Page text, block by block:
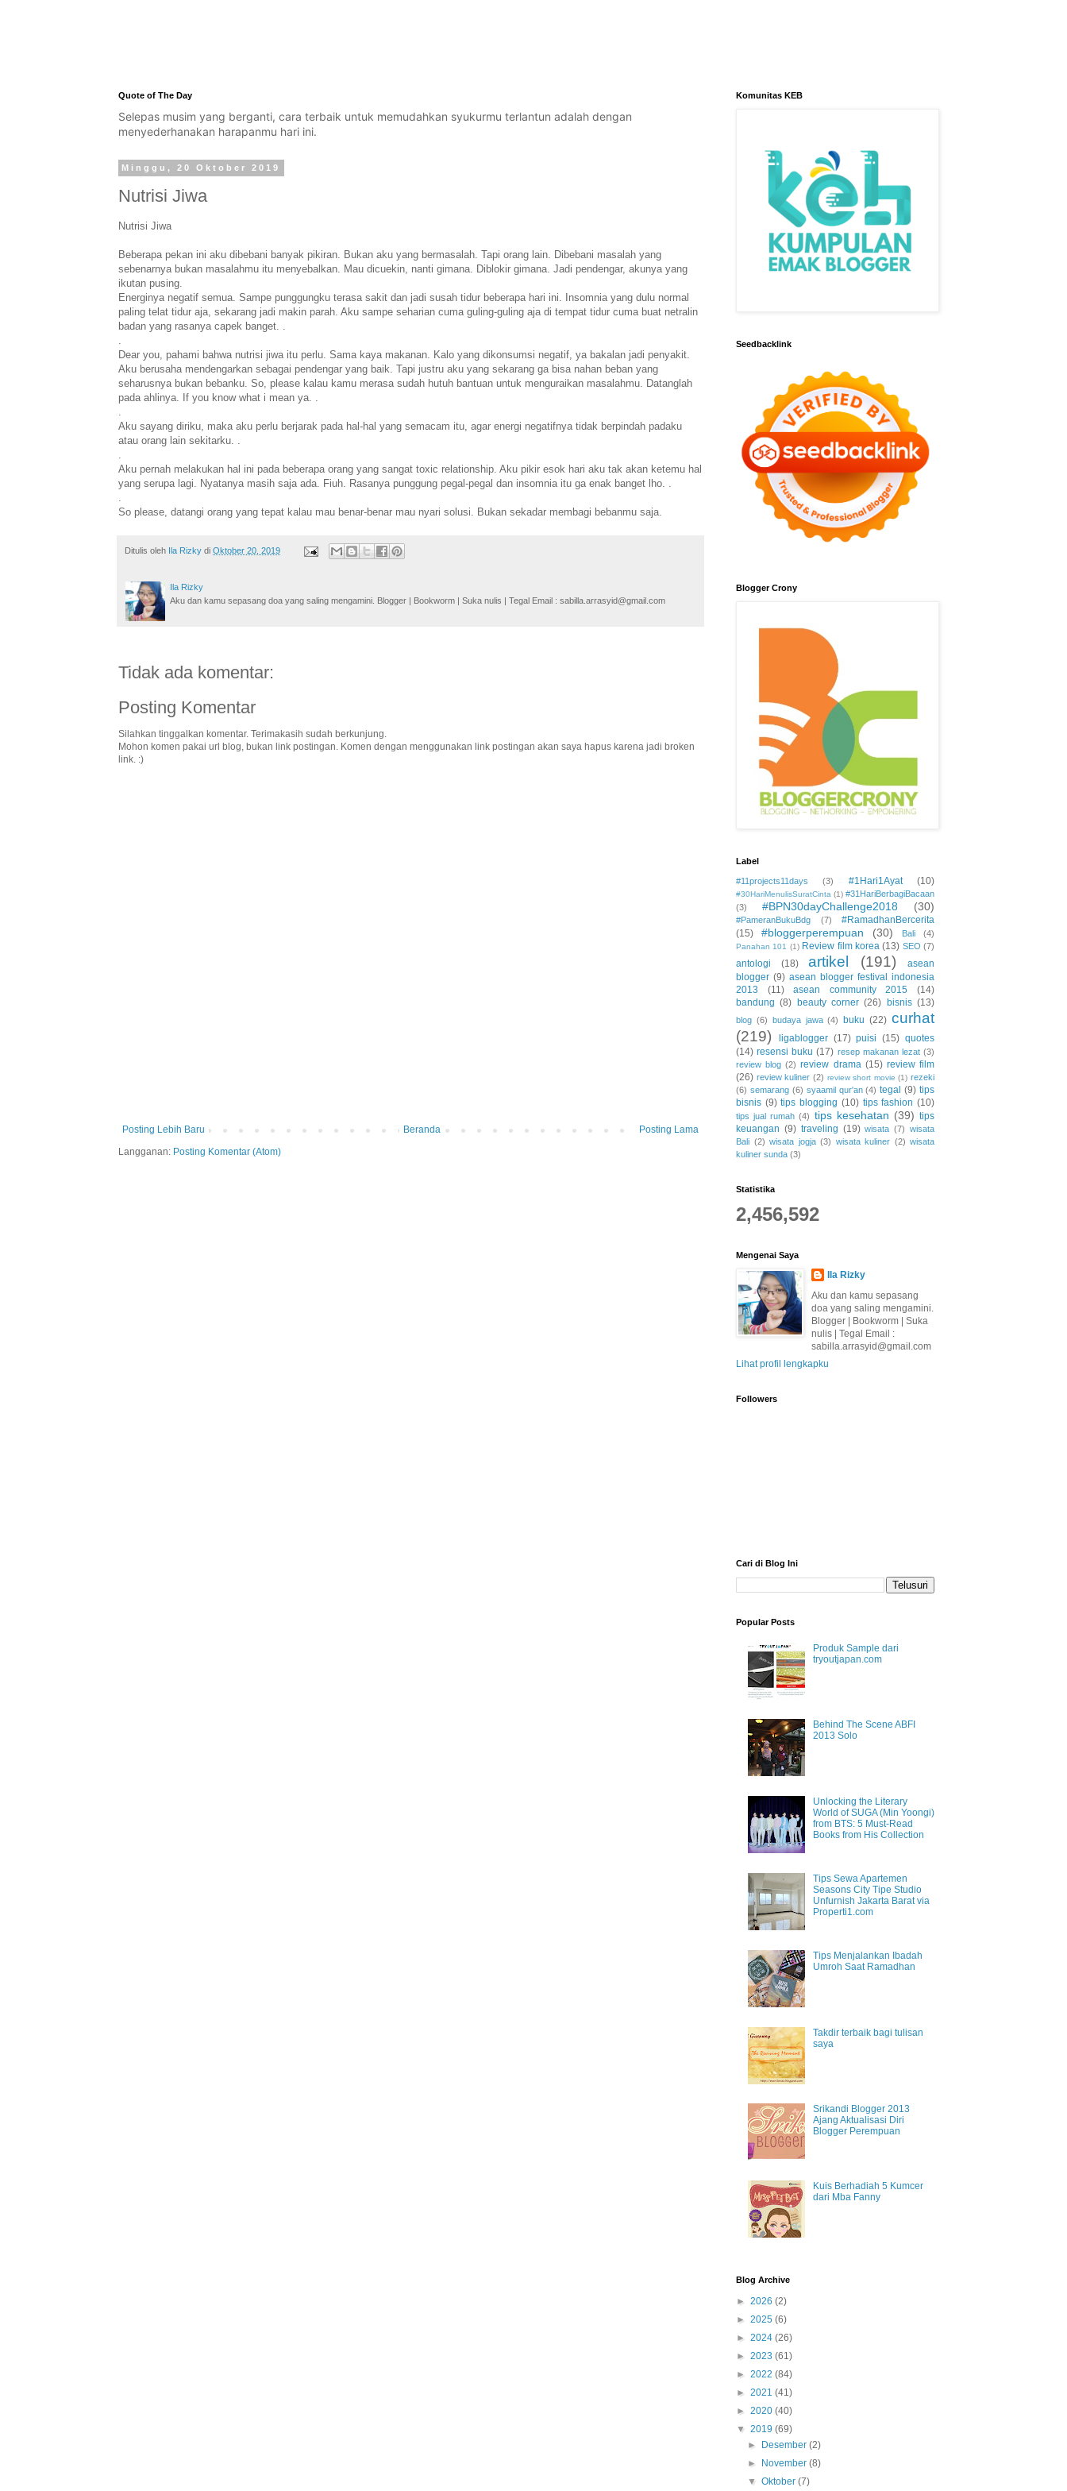
Quote of The Day
Selepas musim yang berganti, cara terbaik untuk memudahkan syukurmu terlantun adalah dengan
menyederhanakan harapanmu hari ini.
Minggu, 20 Oktober 2019
Nutrisi Jiwa
Nutrisi Jiwa
Beberapa pekan ini aku dibebani banyak pikiran. Bukan aku yang bermasalah. Tapi orang lain. Dibebani masalah yang
sebenarnya bukan masalahmu itu menyebalkan. Mau dicuekin, nanti gimana. Diblokir gimana. Jadi pendengar, akunya yang
ikutan pusing.
Energinya negatif semua. Sampe punggungku terasa sakit dan jadi susah tidur beberapa hari ini. Insomnia yang dulu normal
paling telat tidur aja, sekarang jadi makin parah. Aku sampe seharian cuma guling-guling aja di tempat tidur cuma buat netralin
badan yang rasanya capek banget. .
.
Dear you, pahami bahwa nutrisi jiwa itu perlu. Sama kaya makanan. Kalo yang dikonsumsi negatif, ya bakalan jadi penyakit.
Aku berusaha mendengarkan sebagai pendengar yang baik. Tapi justru aku yang sekarang ga bisa nahan beban yang
seharusnya bukan bebanku. So, please kalau kamu merasa sudah hutuh bantuan untuk menguraikan masalahmu. Datanglah
pada ahlinya. If you know what i mean ya. .
.
Aku sayang diriku, maka aku perlu berjarak pada hal-hal yang semacam itu, agar energi negatifnya tidak berpindah padaku
atau orang lain sekitarku. .
.
Aku pernah melakukan hal ini pada beberapa orang yang sangat toxic relationship. Aku pikir esok hari aku tak akan ketemu hal
yang serupa lagi. Nyatanya masih saja ada. Fiuh. Rasanya punggung pegal-pegal dan insomnia itu ga enak banget lho. .
.
So please, datangi orang yang tepat kalau mau benar-benar mau nyari solusi. Bukan sekadar membagi bebanmu saja.
Ditulis oleh Ila Rizky di Oktober 20, 2019
Ila Rizky
Aku dan kamu sepasang doa yang saling mengamini. Blogger | Bookworm | Suka nulis | Tegal Email : sabilla.arrasyid@gmail.com
Tidak ada komentar:
Posting Komentar
Silahkan tinggalkan komentar. Terimakasih sudah berkunjung.
Mohon komen pakai url blog, bukan link postingan. Komen dengan menggunakan link postingan akan saya hapus karena jadi broken
link. :)
Posting Lebih Baru Posting Lama
Beranda
Langganan: Posting Komentar (Atom)
Komunitas KEB
Seedbacklink
Blogger Crony
Label
#11projects11days (3) #1Hari1Ayat (10)
#30HariMenulisSuratCinta (1) #31HariBerbagiBacaan
(3)
#BPN30dayChallenge2018 (30)
#PameranBukuBdg (7)
#RamadhanBercerita
(15)
#bloggerperempuan (30) Bali (4)
Panahan 101 (1) Review film korea (13) SEO (7)
antologi (18) artikel (191)
asean
blogger (9) asean blogger festival indonesia
2013
(11) asean community 2015
(14)
bandung (8) beauty corner (26) bisnis (13)
blog (6) budaya jawa (4) buku (22) curhat
(219)
ligablogger (17) puisi (15) quotes
(14) resensi buku (17) resep makanan lezat (3)
review blog (2) review drama (15) review film
(26) review kuliner (2) review short movie (1) rezeki
(6) semarang (6) syaamil qur'an (4) tegal (9) tips
bisnis (9) tips blogging (10) tips fashion (10)
tips jual rumah (4) tips kesehatan (39) tips
keuangan (9) traveling (19) wisata (7) wisata
Bali (2) wisata jogja (3) wisata kuliner (2) wisata
kuliner sunda (3)
Statistika
2,456,592
Mengenai Saya
Ila Rizky
Aku dan kamu sepasang
doa yang saling mengamini.
Blogger | Bookworm | Suka
nulis | Tegal Email :
sabilla.arrasyid@gmail.com
Lihat profil lengkapku
Followers
Cari di Blog Ini
Popular Posts
Produk Sample dari
tryoutjapan.com
Behind The Scene ABFI
2013 Solo
Unlocking the Literary
World of SUGA (Min Yoongi)
from BTS: 5 Must-Read
Books from His Collection
Tips Sewa Apartemen
Seasons City Tipe Studio
Unfurnish Jakarta Barat via
Properti1.com
Tips Menjalankan Ibadah
Umroh Saat Ramadhan
Takdir terbaik bagi tulisan
saya
Srikandi Blogger 2013
Ajang Aktualisasi Diri
Blogger Perempuan
Kuis Berhadiah 5 Kumcer
dari Mba Fanny
Blog Archive
► 2026 (2)
► 2025 (6)
► 2024 (26)
► 2023 (61)
► 2022 (84)
► 2021 (41)
► 2020 (40)
▼ 2019 (69)
► Desember(2)
► November(8)
▼Oktober(7)